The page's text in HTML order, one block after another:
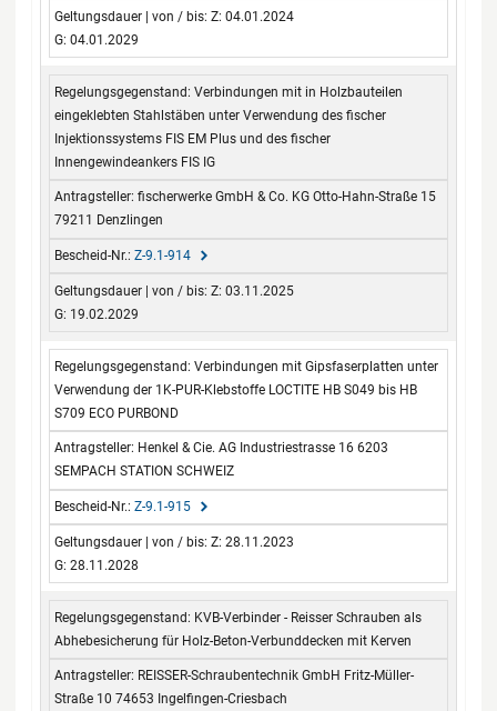
Z: 04.01.2024
G: 04.01.2029
Verbindungen mit in Holzbauteilen
eingeklebten Stahlstäben unter Verwendung des fischer
Injektionssystems FIS EM Plus und des fischer
Innengewindeankers FIS IG
fischerwerke GmbH & Co. KG Otto-Hahn-Straße 15
79211 Denzlingen
Z-9.1-914
Z: 03.11.2025
G: 19.02.2029
Verbindungen mit Gipsfaserplatten unter
Verwendung der 1K-PUR-Klebstoffe LOCTITE HB S049 bis HB
S709 ECO PURBOND
Henkel & Cie. AG Industriestrasse 16 6203
SEMPACH STATION SCHWEIZ
Z-9.1-915
Z: 28.11.2023
G: 28.11.2028
KVB-Verbinder - Reisser Schrauben als
Abhebesicherung für Holz-Beton-Verbunddecken mit Kerven
REISSER-Schraubentechnik GmbH Fritz-Müller-
Straße 10 74653 Ingelfingen-Criesbach